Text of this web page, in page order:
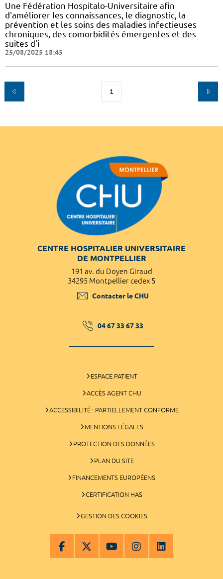
Une Fédération Hospitalo-Universitaire afin
d'améliorer les connaissances, le diagnostic, la
prévention et les soins des maladies infectieuses
chroniques, des comorbidités émergentes et des
suites d'i
25/08/2025 18:45
1
CENTRE HOSPITALIER UNIVERSITAIRE
DE MONTPELLIER
191 av. du Doyen Giraud
34295 Montpellier cedex 5
Contacter le CHU
04 67 33 67 33
ESPACE PATIENT
ACCÈS AGENT CHU
ACCESSIBILITÉ : PARTIELLEMENT CONFORME
MENTIONS LÉGALES
PROTECTION DES DONNÉES
PLAN DU SITE
FINANCEMENTS EUROPÉENS
CERTIFICATION HAS
GESTION DES COOKIES